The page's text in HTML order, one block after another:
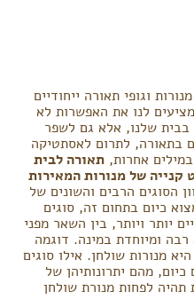
וגופי תאורה ייחודיים
לנו את האפשרות לא
בבית שלנו, אלא גם לשפר
בתאורה, לתרום לאסתטיקה
אחרות, תאורה לבית
קנייה של מנורות המאירות
הסוגים הרבים והשונים של
כיום בתחום זה, סוגים
יותר ויותר, בין השאר מפני
ומיוחדת במינה. דוגמה
מנורות שולחן. אילו סוגים
כיום, מהם יתרונותיהן של
תהיה לפחות מנורת שולחן